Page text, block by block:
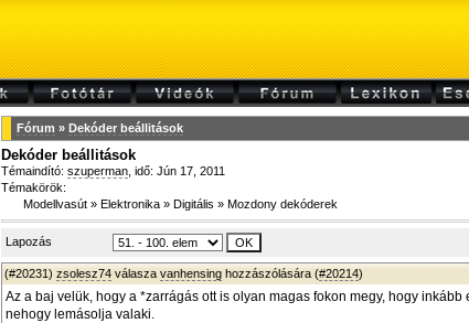
Fórum » Dekóder beállitások
Dekóder beállitások
Témaindító: szuperman , idő: Jún 17, 2011
Témakörök:
Modellvasút » Elektronika » Digitális » Mozdony dekóderek
Lapozás
(#20231) zsolesz74 válasza vanhensing hozzászólására (#20214)
Az a baj velük, hogy a *zarrágás ott is olyan magas fokon megy, hogy
nehogy lemásolja valaki.